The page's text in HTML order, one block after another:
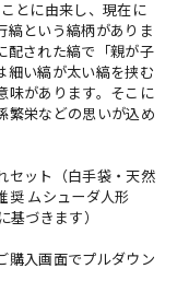
とに由来し、現在に
縞という縞柄がありま
配された縞で「親が子
細い縞が太い縞を挟む
味があります。そこに
繁栄などの思いが込め
セット（白手袋・天然
奨 ムシューダ人形
基づきます）
購入画面でプルダウン